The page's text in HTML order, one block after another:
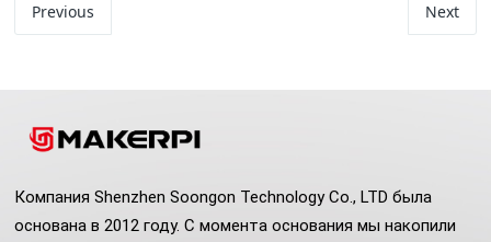
Previous Next
Компания Shenzhen Soongon Technology Co., LTD была
основана в 2012 году. С момента основания мы накопили